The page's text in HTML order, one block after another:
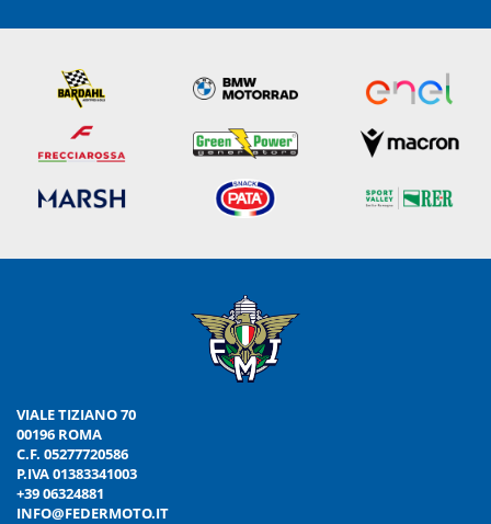
VIALE TIZIANO 70
00196 ROMA
C.F. 05277720586
P.IVA 01383341003
+39 06324881
INFO@FEDERMOTO.IT